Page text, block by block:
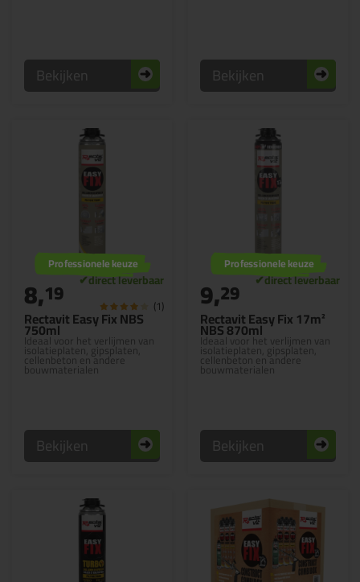
Bekijken Bekijken
Rectavit Easy Fix NBS
750ml
Ideaal voor het verlijmen van
isolatieplaten, gipsplaten,
cellenbeton en andere
bouwmaterialen
Professionele keuze
8,19 (1)
Bekijken
Rectavit Easy Fix 17m²
NBS 870ml
Ideaal voor het verlijmen van
isolatieplaten, gipsplaten,
cellenbeton en andere
bouwmaterialen
Professionele keuze
9,29
Bekijken